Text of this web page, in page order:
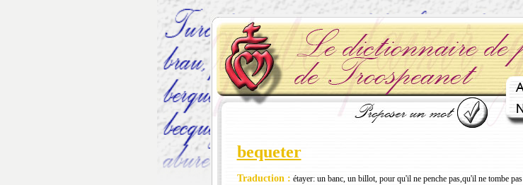
bequeter
Traduction : étayer: un banc, un billot, pour qu'il ne penche pas,qu'il ne tombe pas